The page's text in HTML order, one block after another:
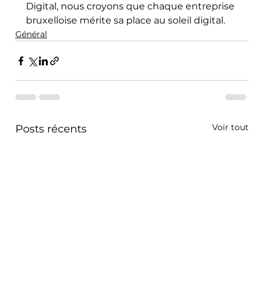
Digital, nous croyons que chaque entreprise
bruxelloise mérite sa place au soleil digital.
Général
Posts récents Voir tout